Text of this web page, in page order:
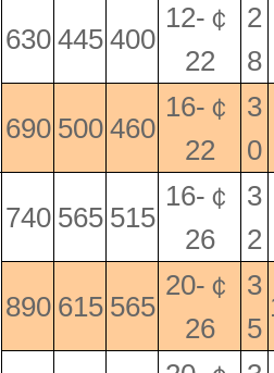
630 445 400
12- ￠
22
2
8
690 500 460
16- ￠
22
3
0
740 565 515
16- ￠
26
3
2
890 615 565
20- ￠
26
3
5